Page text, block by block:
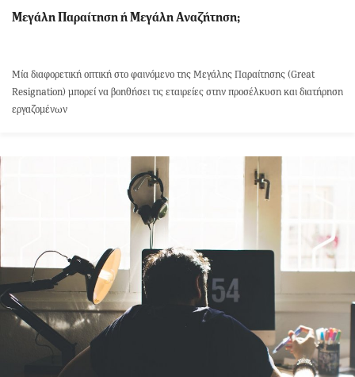
Μεγάλη Παραίτηση ή Μεγάλη Αναζήτηση;
Μία διαφορετική οπτική στο φαινόμενο της Μεγάλης Παραίτησης (Great
Resignation) μπορεί να βοηθήσει τις εταιρείες στην προσέλκυση και διατήρηση
εργαζομένων